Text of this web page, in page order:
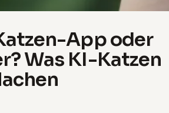
App oder
Was KI-Katzen